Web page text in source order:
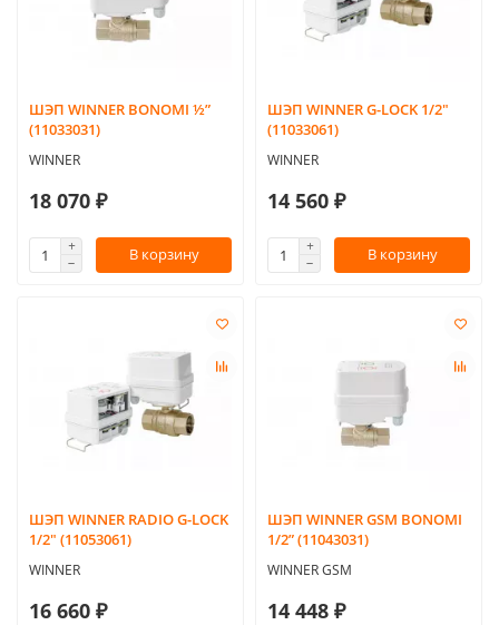
ШЭП WINNER BONOMI ½”
(11033031)
WINNER
18 070 ₽
В корзину
ШЭП WINNER G-LOCK 1/2"
(11033061)
WINNER
14 560 ₽
В корзину
ШЭП WINNER RADIO G-LOCK
1/2" (11053061)
WINNER
16 660 ₽
ШЭП WINNER GSM BONOMI
1/2” (11043031)
WINNER GSM
14 448 ₽